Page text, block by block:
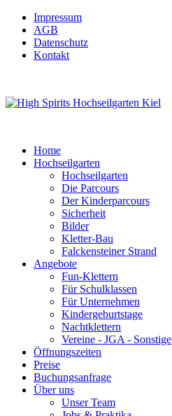
Impressum
AGB
Datenschutz
Kontakt
Home
Hochseilgarten
Hochseilgarten
Die Parcours
Der Kinderparcours
Sicherheit
Bilder
Kletter-Bau
Falckensteiner Strand
Angebote
Fun-Klettern
Für Schulklassen
Für Unternehmen
Kindergeburtstage
Nachtklettern
Vereine - JGA - Sonstige
Öffnungszeiten
Preise
Buchungsanfrage
Über uns
Unser Team